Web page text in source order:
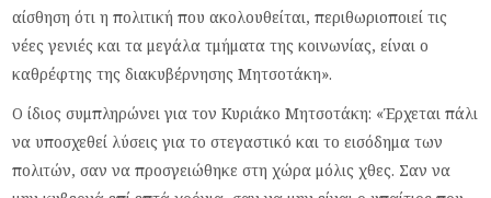
αίσθηση ότι η πολιτική που ακολουθείται, περιθωριοποιεί τις
νέες γενιές και τα μεγάλα τμήματα της κοινωνίας, είναι ο
καθρέφτης της διακυβέρνησης Μητσοτάκη».
Ο ίδιος συμπληρώνει για τον Κυριάκο Μητσοτάκη: «Έρχεται πάλι
να υποσχεθεί λύσεις για το στεγαστικό και το εισόδημα των
πολιτών, σαν να προσγειώθηκε στη χώρα μόλις χθες. Σαν να